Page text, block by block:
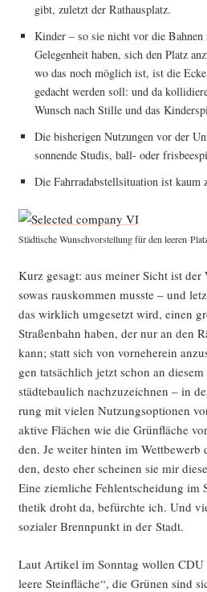
gibt, zuletzt der Rathausplatz.
Kin­der – so sie nicht vor die Bah­nen
Gele­gen­heit haben, sich den Platz
wo das noch mög­lich ist, ist die
gedacht wer­den soll: und da
Wunsch nach Stil­le und das
Die bis­he­ri­gen Nut­zun­gen vor der
son­nen­de Stu­dis, ball- oder
Die Fahr­rad­ab­stell­si­tua­ti­on ist kaum
Städ­ti­sche Wunsch­vor­stel­lung für den lee­ren
Kurz gesagt: aus mei­ner Sicht ist der
sowas raus­kom­men muss­te – und
das wirk­lich umge­setzt wird, einen
Stra­ßen­bahn haben, der nur an den
kann; statt sich von vor­ne­her­ein
gen tat­säch­lich jetzt schon an
städ­te­bau­lich nach­zu­zeich­nen – in
rung mit vie­len Nut­zungs­op­tio­nen
akti­ve Flä­chen wie die Grün­flä­che
den. Je wei­ter hin­ten im
den, des­to eher schei­nen sie mir
Eine ziem­li­che Fehl­ent­schei­dung im
the­tik droht da, befürch­te ich. Und
sozia­ler Brenn­punkt in der Stadt.
Laut Arti­kel im Sonn­tag wol­len
lee­re Stein­flä­che“, die Grü­nen sind